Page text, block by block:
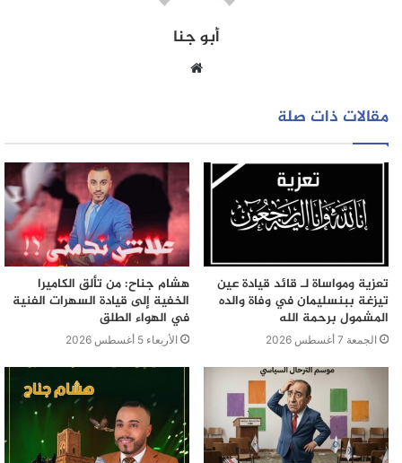
أبو جنا
مقالات ذات صلة
تعزية ومواساة لـ قائد قيادة عين
تيزغة ببنسليمان في وفاة والده
المشمول برحمة الله
الجمعة 7 أغسطس 2026
هشام جناح: من تألق الكاميرا
الخفية إلى قيادة السهرات الفنية
في الهواء الطلق
الأربعاء 5 أغسطس 2026